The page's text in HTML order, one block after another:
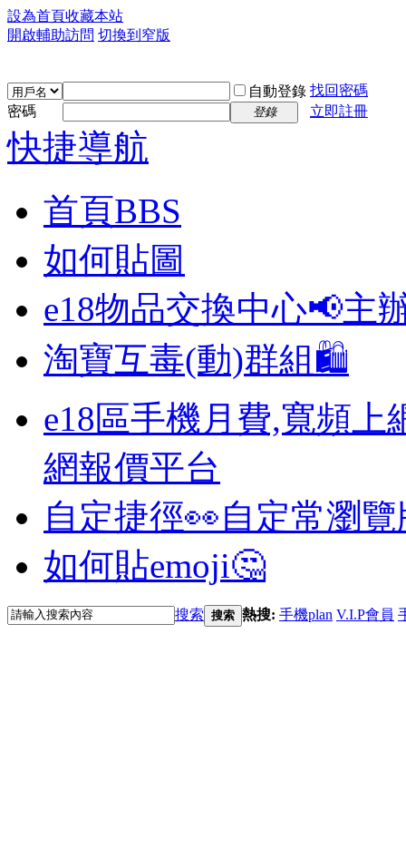
設為首頁收藏本站
開啟輔助訪問 切換到窄版
自動登錄 找回密碼
密碼
登錄 立即註冊
快捷導航
首頁BBS
如何貼圖
e18物品交換中心📢主
淘寶互毒(動)群組🛍️
e18區手機月費,寬頻上
網報價平台
自定捷徑👀自定常瀏
如何貼emoji🤔
搜索 搜索 熱搜: 手機plan V.I.P會員